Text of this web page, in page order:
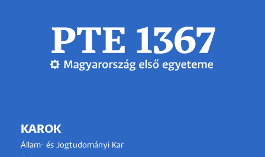
KAROK
Állam- és Jogtudományi Kar